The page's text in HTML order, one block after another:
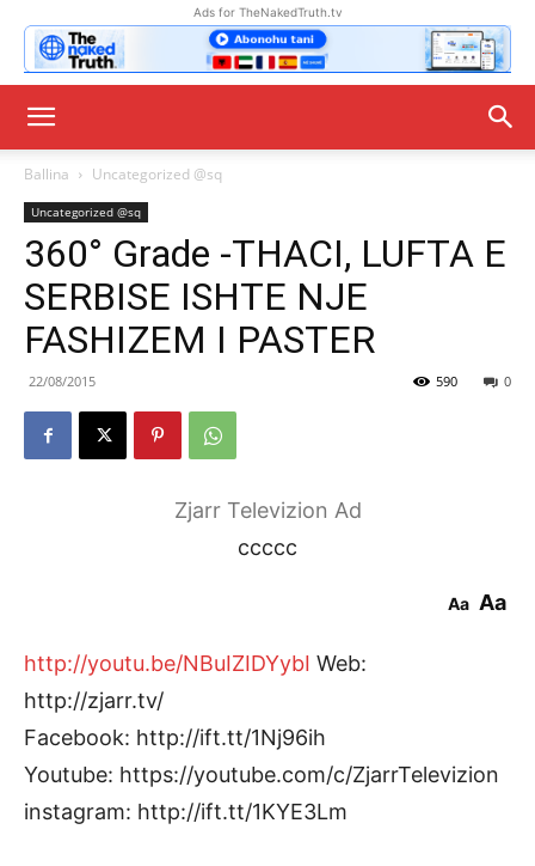
Ads for TheNakedTruth.tv
Ballina Uncategorized @sq
Uncategorized @sq
360° Grade -THACI, LUFTA E
SERBISE ISHTE NJE
FASHIZEM I PASTER
22/08/2015 0
590
Zjarr Televizion Ad
ccccc
Aa Aa
http://youtu.be/NBuIZIDYybI Web:
http://zjarr.tv/
Facebook: http://ift.tt/1Nj96ih
Youtube: https://youtube.com/c/ZjarrTelevizion
instagram: http://ift.tt/1KYE3Lm